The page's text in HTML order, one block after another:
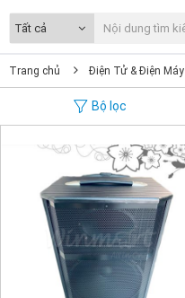
Tất cả
Trang chủ Điện Tử & Điện Máy
Bộ lọc